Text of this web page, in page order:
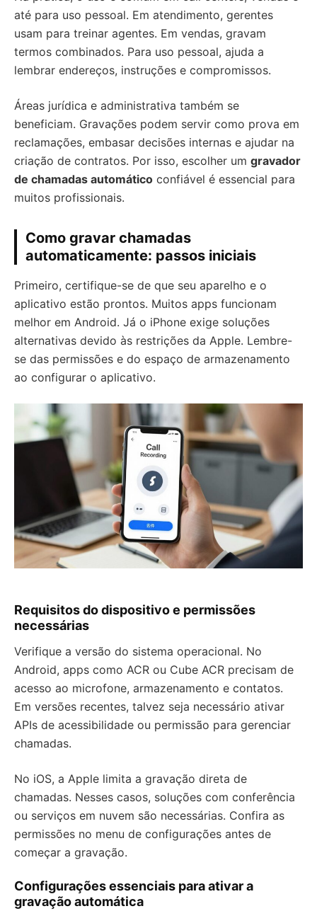
até para uso pessoal. Em atendimento, gerentes
usam para treinar agentes. Em vendas, gravam
termos combinados. Para uso pessoal, ajuda a
lembrar endereços, instruções e compromissos.
Áreas jurídica e administrativa também se
beneficiam. Gravações podem servir como prova em
reclamações, embasar decisões internas e ajudar na
criação de contratos. Por isso, escolher um gravador
de chamadas automático confiável é essencial para
muitos profissionais.
Como gravar chamadas
automaticamente: passos iniciais
Primeiro, certifique-se de que seu aparelho e o
aplicativo estão prontos. Muitos apps funcionam
melhor em Android. Já o iPhone exige soluções
alternativas devido às restrições da Apple. Lembre-
se das permissões e do espaço de armazenamento
ao configurar o aplicativo.
Requisitos do dispositivo e permissões
necessárias
Verifique a versão do sistema operacional. No
Android, apps como ACR ou Cube ACR precisam de
acesso ao microfone, armazenamento e contatos.
Em versões recentes, talvez seja necessário ativar
APIs de acessibilidade ou permissão para gerenciar
chamadas.
No iOS, a Apple limita a gravação direta de
chamadas. Nesses casos, soluções com conferência
ou serviços em nuvem são necessárias. Confira as
permissões no menu de configurações antes de
começar a gravação.
Configurações essenciais para ativar a
gravação automática